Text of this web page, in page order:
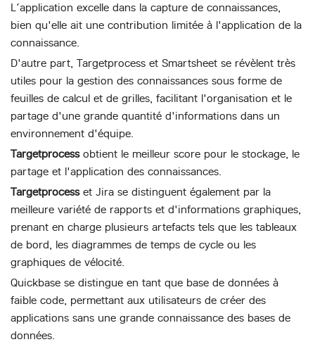
L’application excelle dans la capture de connaissances,
bien qu'elle ait une contribution limitée à l'application de la
connaissance.
D'autre part, Targetprocess et Smartsheet se révèlent très
utiles pour la gestion des connaissances sous forme de
feuilles de calcul et de grilles, facilitant l'organisation et le
partage d'une grande quantité d'informations dans un
environnement d'équipe.
Targetprocessobtient le meilleur score pour le stockage, le
partage et l'application des connaissances.
Targetprocesset Jira se distinguent également par la
meilleure variété de rapports et d'informations graphiques,
prenant en charge plusieurs artefacts tels que les tableaux
de bord, les diagrammes de temps de cycle ou les
graphiques de vélocité.
Quickbase se distingue en tant que base de données à
faible code, permettant aux utilisateurs de créer des
applications sans une grande connaissance des bases de
données.